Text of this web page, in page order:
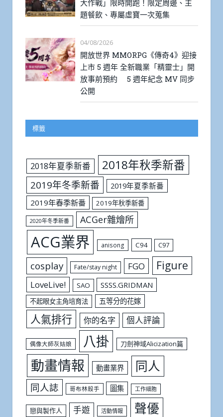
大作戰」限時開跑！限定周邊、主
題餐飲、專屬虛寶一次蒐集
04/08/2026
開放世界 MMORPG《傳奇4》迎接
上市 5 週年 全新職業「精靈士」開
放事前預約 5 週年紀念 MV 同步
公開
標籤
2018年夏季新番 2018年秋季新番
2019年冬季新番
2019年夏季新番
2019年春季新番
2019年秋季新番
2020年冬季新番 ACGer雜燴所
ACG業界 anisong C94 C97
cosplay Fate/stay night FGO Figure
LoveLive! SAO SSSS.GRIDMAN
不起眼女主角培育法 五等分的花嫁
人氣排行 你的名字 個人評論
偶像大師灰姑娘 八掛 刀劍神域Alicization篇
動畫情報 動畫業界 同人
同人誌 哥布林殺手 圖集 工作細胞
戀與製作人 手遊 活動情報 聲優